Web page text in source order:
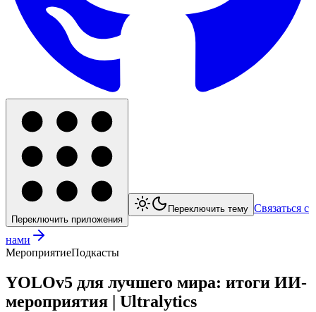
Переключить приложения
Переключить тему Связаться с
нами
МероприятиеПодкасты
YOLOv5 для лучшего мира: итоги ИИ-
мероприятия | Ultralytics